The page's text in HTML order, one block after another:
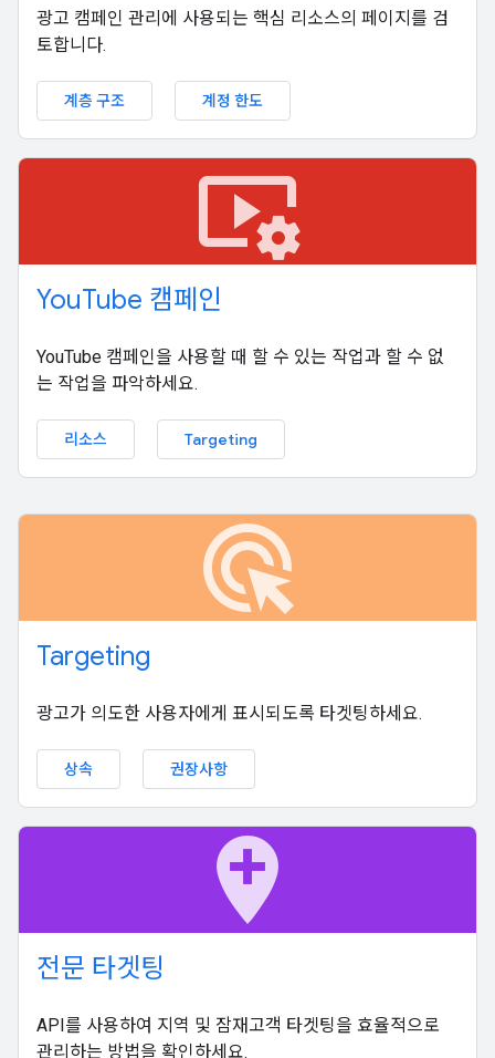
광고 캠페인 관리에 사용되는 핵심 리소스의 페이지를 검
토합니다.
계층 구조 계정 한도
video_settings
YouTube 캠페인
YouTube 캠페인을 사용할 때 할 수 있는 작업과 할 수 없
는 작업을 파악하세요.
리소스 Targeting
ads_click
Targeting
광고가 의도한 사용자에게 표시되도록 타겟팅하세요.
상속 권장사항
add_location
전문 타겟팅
API를 사용하여 지역 및 잠재고객 타겟팅을 효율적으로
관리하는 방법을 확인하세요.